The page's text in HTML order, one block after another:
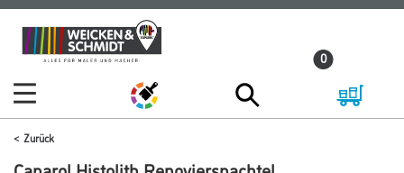
Zum
Inhalt
Zum
Navigationsmenü
0
Zurück